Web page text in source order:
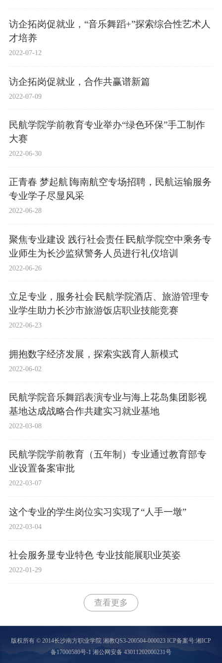
访企拓岗促就业，“音乐舞蹈+”探索综合性艺术人
才培养
2022-07-12
访企拓岗促就业，合作共赢谱新篇
2022-07-09
民航学院学前教育专业举办“绿色环保”手工制作
大赛
2022-06-30
正青春 梦起航∣海南航空专场招聘，民航运输服务
专业学子尽显风采
2022-06-28
聚焦专业建设 践行社会责任∣民航学院空中乘务专
业师生为长沙监狱警务人员进行礼仪培训
2022-06-26
立足专业，服务社会∣民航学院酒店、旅游管理专
业学生助力长沙市旅游饭店职业技能竞赛
2022-06-23
拥抱数字经济发展，探索实践育人新模式
2022-06-02
民航学院音乐舞蹈表演专业与海上花岛集团影视
基地达成战略合作共建实习就业基地
2022-03-08
民航学院学前教育（五年制）专业通过教育部专
业设置备案审批
2022-03-07
这个专业的学生岗位实习实现了“人手一墩”
2022-03-04
社会服务显专业特色 专业技能展职业英姿
2022-01-29
查看更多
版权所有 © 2014长沙南方职业学院 湘教QS3-200504-000023 ICP备案号:湘ICP
备17000580号-1 湘公网安备 43011202000231号